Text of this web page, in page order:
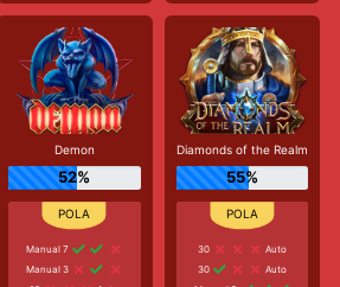
Demon
52%
Manual 7
Manual 3
Diamonds of the Realm
55%
30
Auto
30
Auto